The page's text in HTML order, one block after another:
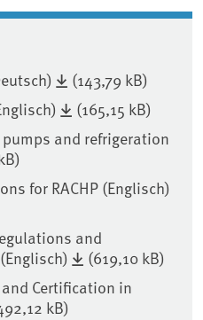
(143,79 kB)
(165,15 kB)
and refrigeration
for RACHP (Englisch)
and
(619,10 kB)
Certification in
kB)